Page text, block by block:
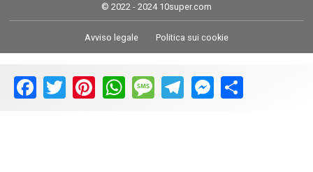
© 2022 - 2024 10super.com
Avviso legale Politica sui cookie
Facebook
Twitter PinterestWhatsAppMessageTelegramMessenger